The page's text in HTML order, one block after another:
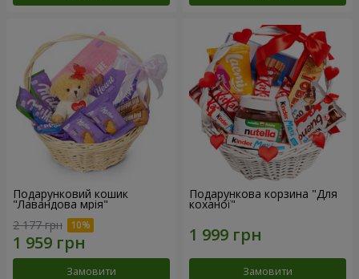
Подарунковий кошик
"Лавандова мрія"
2 177 грн
Замовити
Подарункова корзина "Для
коханої"
Замовити